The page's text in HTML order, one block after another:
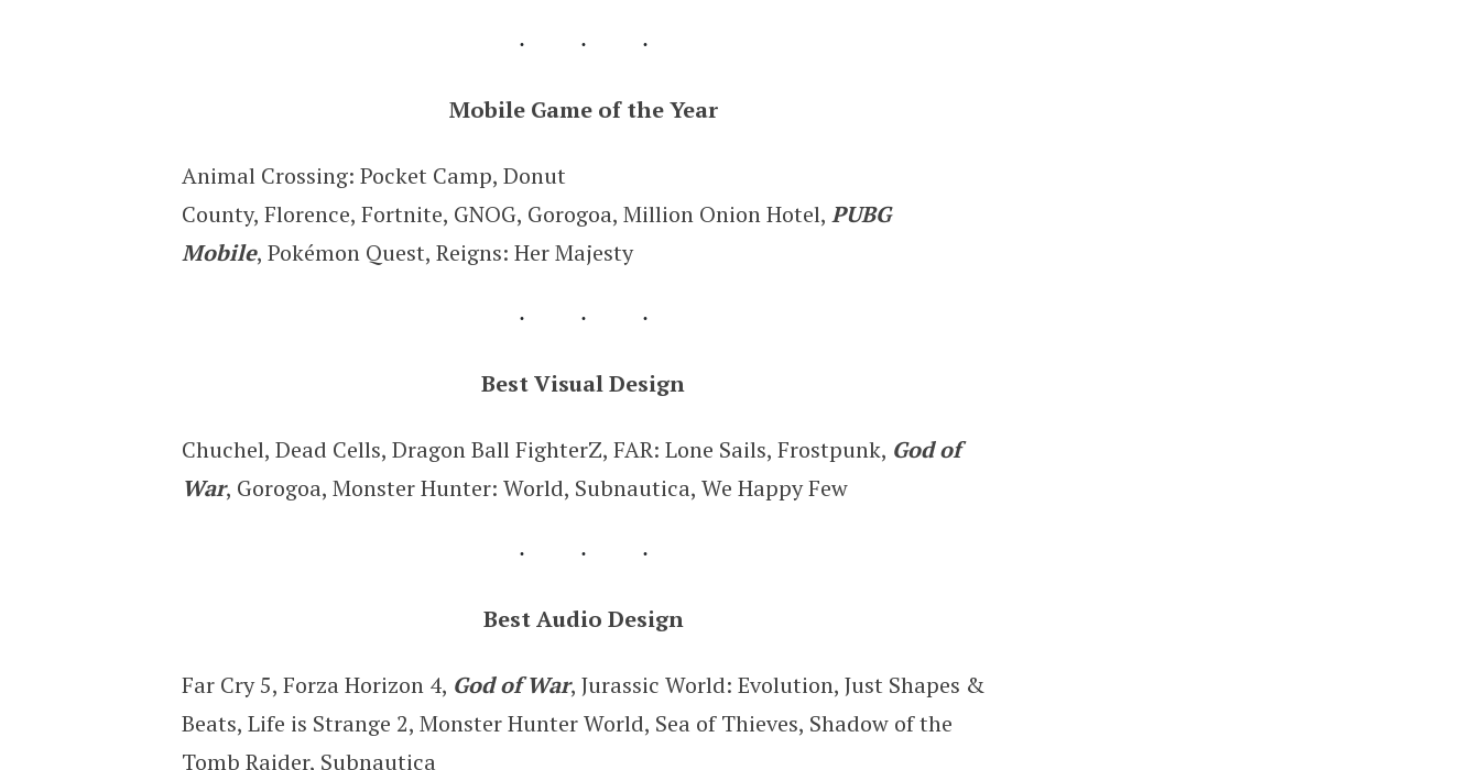
Mobile Game of the Year
Animal Crossing: Pocket Camp, Donut
County, Florence, Fortnite, GNOG, Gorogoa, Million Onion Hotel, PUBG
Mobile, Pokémon Quest, Reigns: Her Majesty
Best Visual Design
Chuchel, Dead Cells, Dragon Ball FighterZ, FAR: Lone Sails, Frostpunk, God of
War, Gorogoa, Monster Hunter: World, Subnautica, We Happy Few
Best Audio Design
Far Cry 5, Forza Horizon 4, God of War, Jurassic World: Evolution, Just Shapes &
Beats, Life is Strange 2, Monster Hunter World, Sea of Thieves, Shadow of the
Tomb Raider, Subnautica